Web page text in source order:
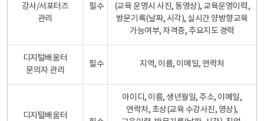
강사/서포터즈
관리
필수
(교육 운영시 사진, 동영상), 교육운영이력,
방문기록(날짜, 시각), 실시간 양방향교육
가능여부, 자격증, 주요지도 경력
디지털배움터
문의자 관리
필수 지역, 이름, 이메일, 연락처
디지털배움터
아이디, 이름, 생년월일, 주소, 이메일,
연락처, 초상(교육 수강사진, 영상),